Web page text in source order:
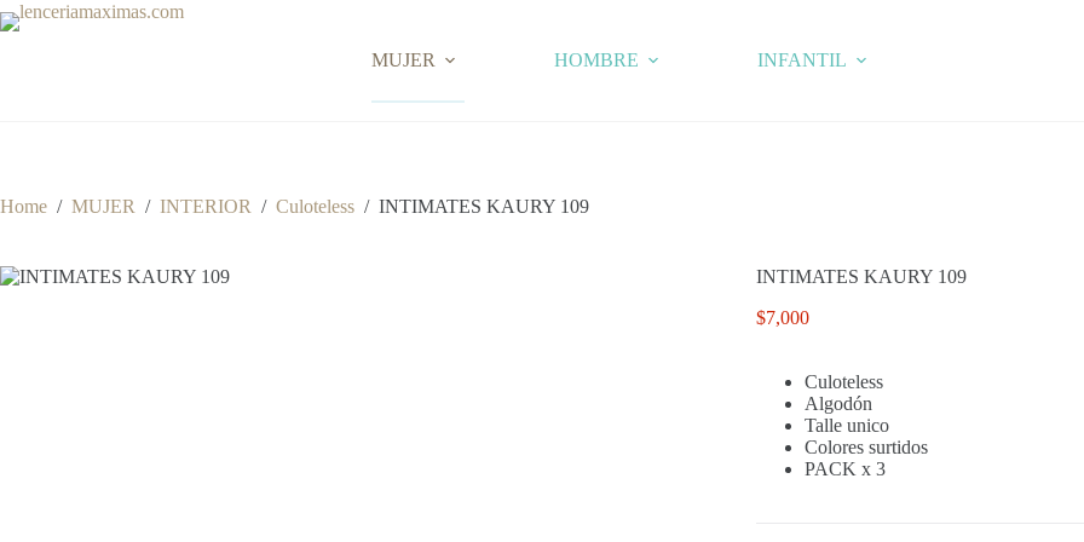
Skip
to
MUJER HOMBRE INFANTIL
Home / MUJER / INTERIOR / Culoteless / INTIMATES KAURY 109
INTIMATES KAURY 109
$7,000
Culoteless
Algodón
Talle unico
Colores surtidos
PACK x 3